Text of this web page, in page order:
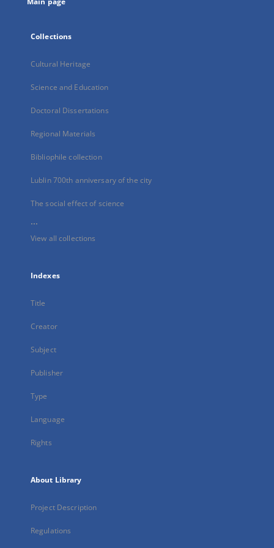
Collections
Cultural Heritage
Science and Education
Doctoral Dissertations
Regional Materials
Bibliophile collection
Lublin 700th anniversary of the city
The social effect of science
...
View all collections
Indexes
Title
Creator
Subject
Publisher
Type
Language
Rights
About Library
Project Description
Regulations